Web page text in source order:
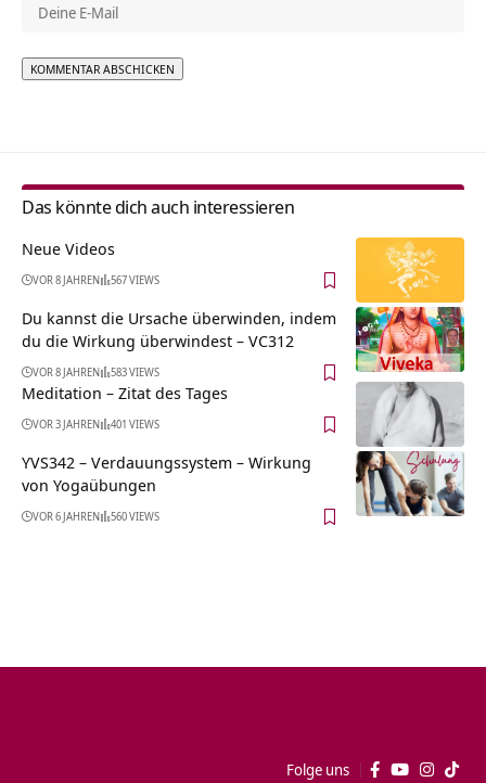
Das könnte dich auch interessieren
Neue Videos
VOR 8 JAHREN 567 VIEWS
Du kannst die Ursache überwinden, indem
du die Wirkung überwindest – VC312
VOR 8 JAHREN 583 VIEWS
Meditation – Zitat des Tages
VOR 3 JAHREN 401 VIEWS
YVS342 – Verdauungssystem – Wirkung
von Yogaübungen
VOR 6 JAHREN 560 VIEWS
Folge uns